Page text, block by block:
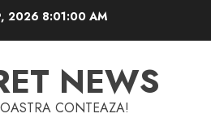
20268:01:01 AM
NEWS
CONTEAZA!